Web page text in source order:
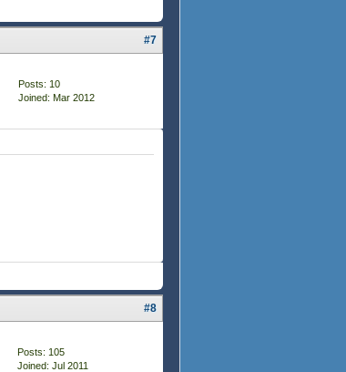
#7
Posts: 10
Joined: Mar 2012
#8
Posts: 105
Joined: Jul 2011